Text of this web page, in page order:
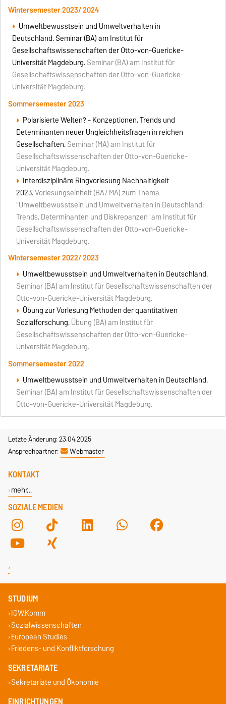
Wintersemester 2023/ 2024
Umweltbewusstsein und Umweltverhalten in
Deutschland. Seminar (BA) am Institut für
Gesellschaftswissenschaften der Otto-von-Guericke-
Universität Magdeburg.Seminar (BA) am Institut für
Gesellschaftswissenschaften der Otto-von-Guericke-
Universität Magdeburg.
Sommersemester 2023
Polarisierte Welten? - Konzeptionen, Trends und
Determinanten neuer Ungleichheitsfragen in reichen
Gesellschaften.Seminar (MA) am Institut für
Gesellschaftswissenschaften der Otto-von-Guericke-
Universität Magdeburg.
Interdisziplinäre Ringvorlesung Nachhaltigkeit
2023.Vorlesungseinheit (BA/ MA) zum Thema
"Umweltbewusstsein und Umweltverhalten in Deutschland:
Trends, Determinanten und Diskrepanzen" am Institut für
Gesellschaftswissenschaften der Otto-von-Guericke-
Universität Magdeburg.
Wintersemester 2022/ 2023
Umweltbewusstsein und Umweltverhalten in Deutschland.
Seminar (BA) am Institut für Gesellschaftswissenschaften der
Otto-von-Guericke-Universität Magdeburg.
Übung zur Vorlesung Methoden der quantitativen
Sozialforschung.Übung (BA) am Institut für
Gesellschaftswissenschaften der Otto-von-Guericke-
Universität Magdeburg.
Sommersemester 2022
Umweltbewusstsein und Umweltverhalten in Deutschland.
Seminar (BA) am Institut für Gesellschaftswissenschaften der
Otto-von-Guericke-Universität Magdeburg.
Letzte Änderung: 23.04.2025
Ansprechpartner:
Webmaster
SOZIALE MEDIEN
KONTAKT
mehr…
STUDIUM
IGW.Komm
Sozialwissenschaften
European Studies
Friedens- und Konfliktforschung
SEKRETARIATE
Sekretariate und Ökonomie